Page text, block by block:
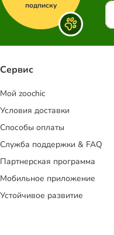
подписку
Сервис
Mой zoochic
Условия доставки
Способы оплаты
Служба поддержки & FAQ
Партнерская программа
Мобильное приложение
Устойчивое развитие